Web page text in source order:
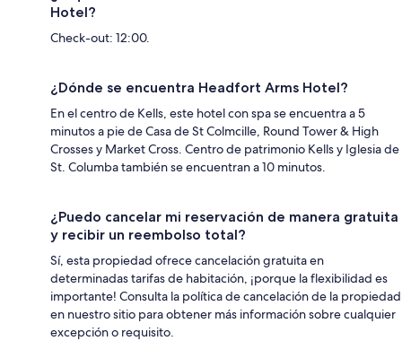
Hotel?
Check-out: 12:00.
¿Dónde se encuentra Headfort Arms Hotel?
En el centro de Kells, este hotel con spa se encuentra a 5
minutos a pie de Casa de St Colmcille, Round Tower & High
Crosses y Market Cross. Centro de patrimonio Kells y Iglesia de
St. Columba también se encuentran a 10 minutos.
¿Puedo cancelar mi reservación de manera gratuita
y recibir un reembolso total?
Sí, esta propiedad ofrece cancelación gratuita en
determinadas tarifas de habitación, ¡porque la flexibilidad es
importante! Consulta la política de cancelación de la propiedad
en nuestro sitio para obtener más información sobre cualquier
excepción o requisito.